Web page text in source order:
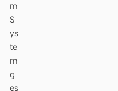
m
S
ys
te
m
g
es